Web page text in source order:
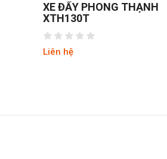
XE ĐẨY PRESTAR NG-401-
8
Liên hệ